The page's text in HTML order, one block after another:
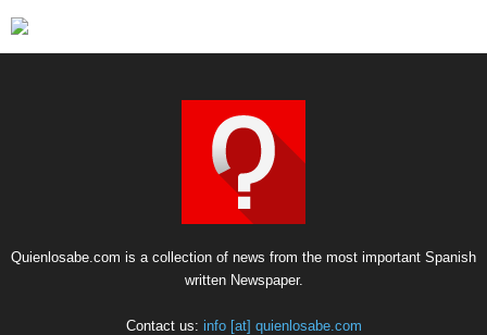
Quienlosabe.com is a collection of news from the most important Spanish
written Newspaper.
Contact us: info [at] quienlosabe.com